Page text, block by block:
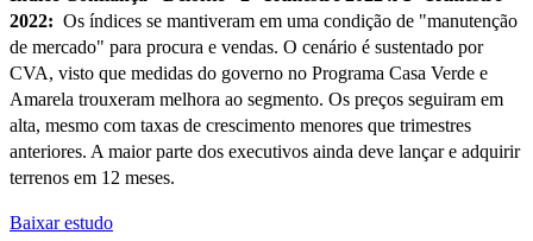
2022: Os índices se mantiveram em uma condição de "manutenção
de mercado" para procura e vendas. O cenário é sustentado por
CVA, visto que medidas do governo no Programa Casa Verde e
Amarela trouxeram melhora ao segmento. Os preços seguiram em
alta, mesmo com taxas de crescimento menores que trimestres
anteriores. A maior parte dos executivos ainda deve lançar e adquirir
terrenos em 12 meses.
Baixar estudo